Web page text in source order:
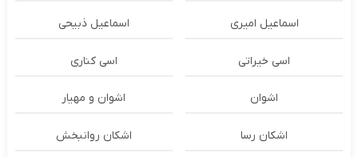
اسماعیل امیری اسماعیل ذبیحی
اسی خیراتی اسی کناری
اشوان اشوان و مهیار
اشکان رسا اشکان روانبخش